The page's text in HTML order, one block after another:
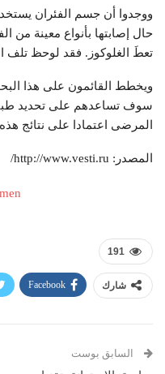
ووجدوا أن جسم الفئران
حال إصابتها بأنواع معينة
تعطَ الغلوكوز. فقد لوحظ تلف
ويخطط القائمون على هذا
سوف تساعدهم على تحديد
المرضى اعتمادا على نتائج
المصدر: http://www.vesti.ru/
191
شارك Facebook
السابق بوست